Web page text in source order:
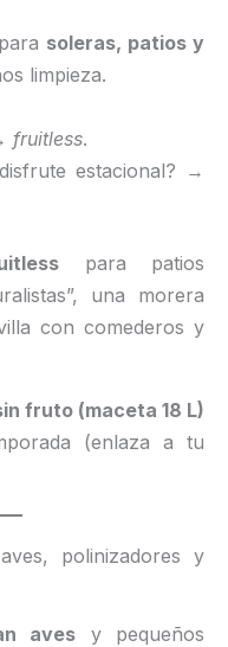
soleras, patios y
limpieza.
fruitless.
estacional? →
para patios
una morera
con comederos y
fruto (maceta 18 L)
(enlaza a tu
polinizadores y
aves y pequeños